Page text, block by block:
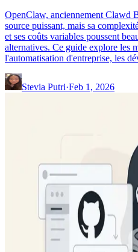
OpenClaw, anciennement Clawd
source puissant, mais sa
et ses coûts variables poussent
alternatives. Ce guide explore les
l'automatisation d'entreprise, les
Stevia Putri·Feb 1, 2026